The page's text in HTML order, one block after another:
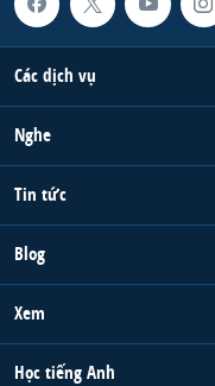
Các dịch vụ
Nghe
Tin tức
Blog
Xem
Học tiếng Anh